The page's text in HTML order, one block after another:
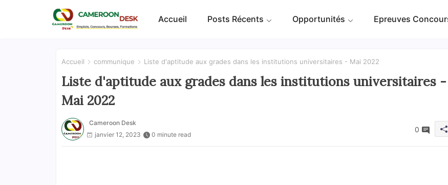
Accueil Posts Récents Opportunités Epreuves
Accueil communique Liste d'aptitude aux grades dans les institutions universitaires - Mai 2022
Liste d'aptitude aux grades dans les institutions universitaires -
Mai 2022
Cameroon Desk
janvier 12, 2023
0 minute read
0